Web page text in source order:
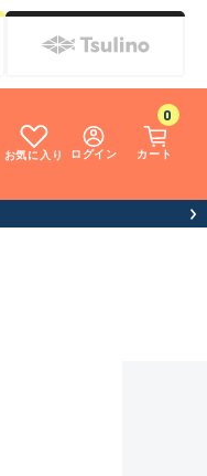
お気に入り ログイン カート
0